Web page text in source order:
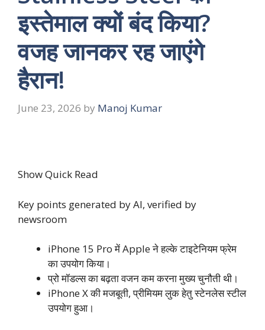
इस्तेमाल क्यों बंद किया?
वजह जानकर रह जाएंगे
हैरान!
June 23, 2026 by Manoj Kumar
Show Quick Read
Key points generated by AI, verified by
newsroom
iPhone 15 Pro में Apple ने हल्के टाइटेनियम फ्रेम
का उपयोग किया।
प्रो मॉडल्स का बढ़ता वजन कम करना मुख्य चुनौती थी।
iPhone X की मजबूती, प्रीमियम लुक हेतु स्टेनलेस स्टील
उपयोग हुआ।